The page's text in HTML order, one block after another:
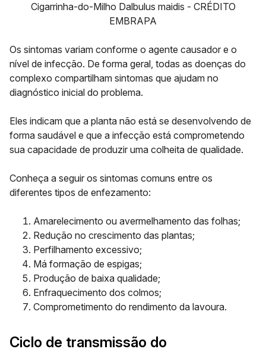
Cigarrinha-do-Milho Dalbulus maidis - CRÉDITO
EMBRAPA
Os sintomas variam conforme o agente causador e o
nível de infecção. De forma geral, todas as doenças do
complexo compartilham sintomas que ajudam no
diagnóstico inicial do problema.
Eles indicam que a planta não está se desenvolvendo de
forma saudável e que a infecção está comprometendo
sua capacidade de produzir uma colheita de qualidade.
Conheça a seguir os sintomas comuns entre os
diferentes tipos de enfezamento:
Amarelecimento ou avermelhamento das folhas;
Redução no crescimento das plantas;
Perfilhamento excessivo;
Má formação de espigas;
Produção de baixa qualidade;
Enfraquecimento dos colmos;
Comprometimento do rendimento da lavoura.
Ciclo de transmissão do